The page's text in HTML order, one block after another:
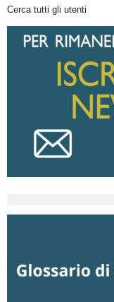
Cerca tutti gli utenti